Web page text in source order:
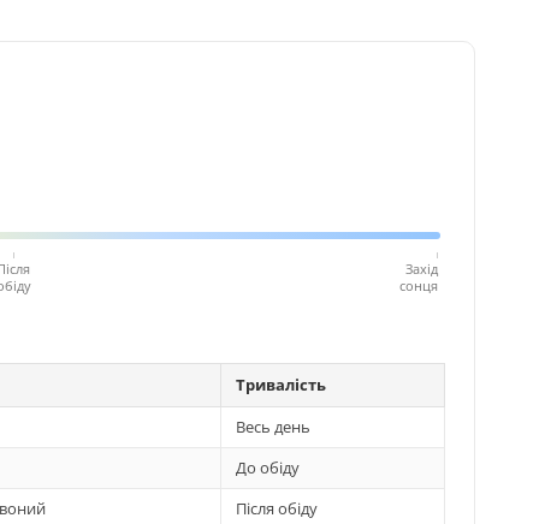
Захід
сонця
Тривалість
Весь день
До обіду
Після обіду